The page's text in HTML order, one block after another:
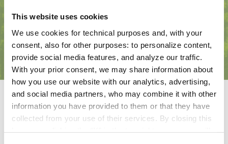
This website uses cookies
We use cookies for technical purposes and, with your
consent, also for other purposes: to personalize content,
provide social media features, and analyze our traffic.
With your prior consent, we may share information about
how you use our website with our analytics, advertising,
and social media partners, who may combine it with other
information you have provided to them or that they have
collected from your use of their services. By closing this
Uva spina
Vite per uva da tavola
Vite per uva da vino
Contattaci
Chelene è scelto spesso